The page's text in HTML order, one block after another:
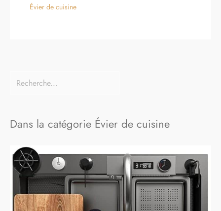
Évier de cuisine
Dans la catégorie Évier de cuisine